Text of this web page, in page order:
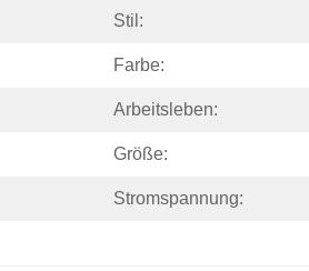
Stil:
Farbe:
Arbeitsleben:
Größe:
Stromspannung: